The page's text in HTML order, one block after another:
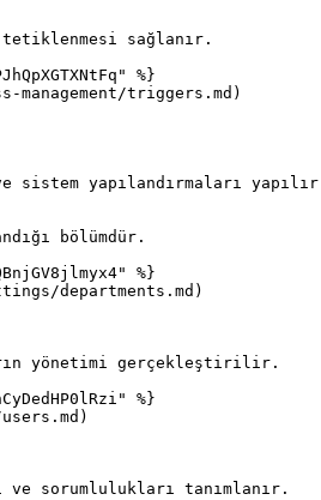
%}
management/triggers.md)
sistem yapılandırmaları
%}
departments.md)
%}